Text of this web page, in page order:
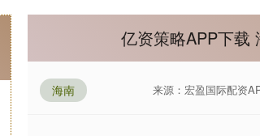
亿资策略APP下载
海南 来源：宏盈国际配资